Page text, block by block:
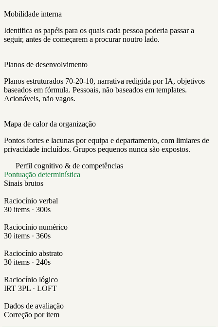
Mobilidade interna
Identifica os papéis para os quais cada pessoa poderia passar a
seguir, antes de começarem a procurar noutro lado.
Planos de desenvolvimento
Planos estruturados 70-20-10, narrativa redigida por IA, objetivos
baseados em fórmula. Pessoais, não baseados em templates.
Acionáveis, não vagos.
Mapa de calor da organização
Pontos fortes e lacunas por equipa e departamento, com limiares de
privacidade incluídos. Grupos pequenos nunca são expostos.
Perfil cognitivo & de competências
Pontuação determinística
Sinais brutos
Raciocínio verbal
30 items · 300s
Raciocínio numérico
30 items · 360s
Raciocínio abstrato
30 items · 240s
Raciocínio lógico
IRT 3PL · LOFT
Dados de avaliação
Correção por item